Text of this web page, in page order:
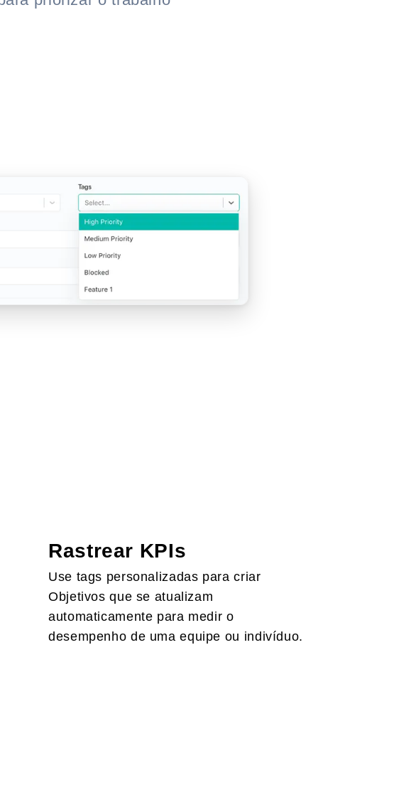
Rastrear KPIs
Use tags personalizadas para criar
Objetivos que se atualizam
automaticamente para medir o
desempenho de uma equipe ou indivíduo.